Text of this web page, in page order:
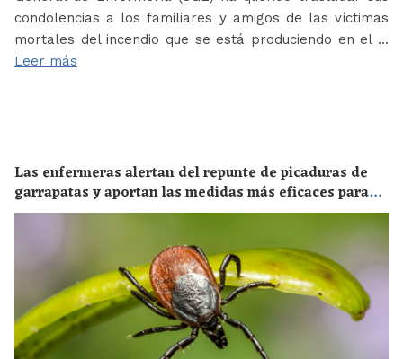
condolencias a los familiares y amigos de las víctimas
mortales del incendio que se está produciendo en el …
Leer más
Las enfermeras alertan del repunte de picaduras de
garrapatas y aportan las medidas más eficaces para
evitar las enfermedades derivadas